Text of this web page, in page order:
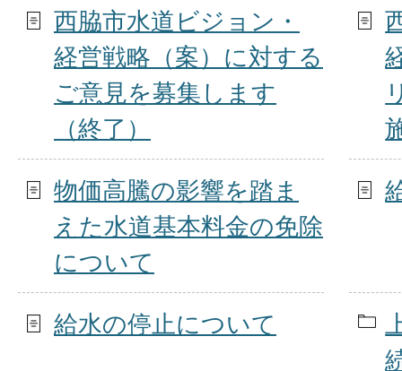
西脇市水道ビジョン・
経営戦略（案）に対する
ご意見を募集します
（終了）
物価高騰の影響を踏ま
えた水道基本料金の免除
について
給水の停止について